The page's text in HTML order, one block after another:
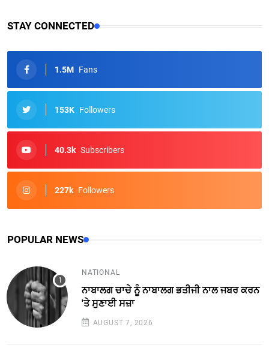
STAY CONNECTED
1.5M Fans
153K Followers
40.3k Subscribers
227k Followers
POPULAR NEWS
NATIONAL
ਨਾਬਾਲਗ ਚਾਚੇ ਨੂੰ ਨਾਬਾਲਗ ਭਤੀਜੀ ਨਾਲ ਜਬਰ ਕਰਨ
'ਤੇ ਸੁਣਾਈ ਸਜ਼ਾ
AUGUST 7, 2026